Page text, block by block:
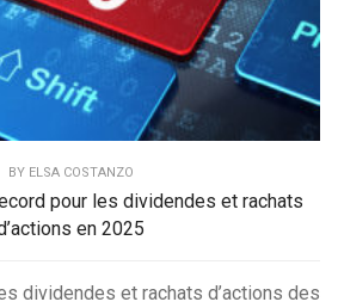
BY ELSA COSTANZO
pour les dividendes et rachats
en 2025
dividendes et rachats d’actions des